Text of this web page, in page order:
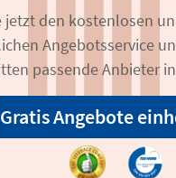
jetzt den kostenlosen
Angebotsservice
passende Anbieter
Gratis Angebote